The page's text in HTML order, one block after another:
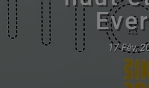
17 Fév,